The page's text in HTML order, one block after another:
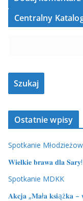
Centralny
Ostatnie wpisy
Spotkanie
𝐖𝐢𝐞𝐥𝐤𝐢𝐞 𝐛𝐫𝐚𝐰𝐚 𝐝𝐥𝐚 𝐒𝐚𝐫𝐲!
Spotkanie MDKK
𝐀𝐤𝐜𝐣𝐚 „𝐌𝐚ł𝐚 𝐤𝐬𝐢ąż𝐤𝐚 –